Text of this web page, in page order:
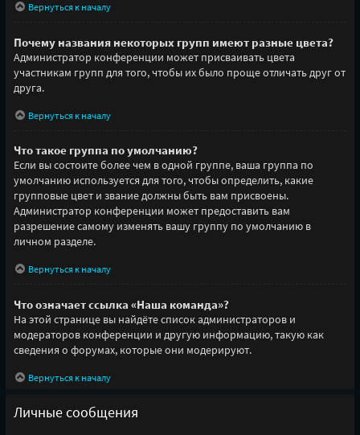
Вернуться к началу
Почему названия некоторых групп имеют разные цвета?
Администратор конференции может присваивать цвета
участникам групп для того, чтобы их было проще отличать друг от
друга.
Вернуться к началу
Что такое группа по умолчанию?
Если вы состоите более чем в одной группе, ваша группа по
умолчанию используется для того, чтобы определить, какие
групповые цвет и звание должны быть вам присвоены.
Администратор конференции может предоставить вам
разрешение самому изменять вашу группу по умолчанию в
личном разделе.
Вернуться к началу
Что означает ссылка «Наша команда»?
На этой странице вы найдёте список администраторов и
модераторов конференции и другую информацию, такую как
сведения о форумах, которые они модерируют.
Вернуться к началу
Личные сообщения